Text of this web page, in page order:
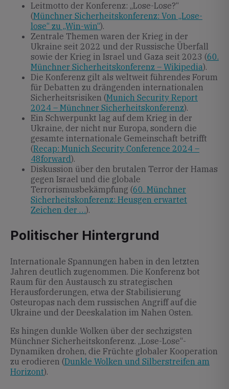
Leitmotto der Konferenz: „Lose-Lose?“
(Münchner Sicherheitskonferenz: Von „Lose-
lose“ zu „Win-win“).
Zentrale Themen waren der Krieg in der
Ukraine seit 2022 und der Russische Überfall
sowie der Krieg in Israel und Gaza seit 2023 (60.
Münchner Sicherheitskonferenz – Wikipedia).
Die Konferenz gilt als weltweit führendes Forum
für Debatten zu drängenden internationalen
Sicherheitsrisiken (Munich Security Report
2024 – Münchner Sicherheitskonferenz).
Ein Schwerpunkt lag auf dem Krieg in der
Ukraine, der nicht nur Europa, sondern die
gesamte internationale Gemeinschaft betrifft
(Recap: Munich Security Conference 2024 –
48forward).
Diskussion über den brutalen Terror der Hamas
gegen Israel und die globale
Terrorismusbekämpfung (60. Münchner
Sicherheitskonferenz: Heusgen erwartet
Zeichen der …).
Politischer Hintergrund
Internationale Spannungen haben in den letzten
Jahren deutlich zugenommen. Die Konferenz bot
Raum für den Austausch zu strategischen
Herausforderungen, etwa der Stabilisierung
Osteuropas nach dem russischen Angriff auf die
Ukraine und der Deeskalation im Nahen Osten.
Es hingen dunkle Wolken über der sechzigsten
Münchner Sicherheitskonferenz. „Lose-Lose“-
Dynamiken drohen, die Früchte globaler Kooperation
zu erodieren (Dunkle Wolken und Silberstreifen am
Horizont).